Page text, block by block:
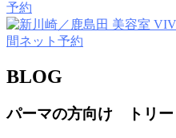
BLOG
パーマの方向け トリー